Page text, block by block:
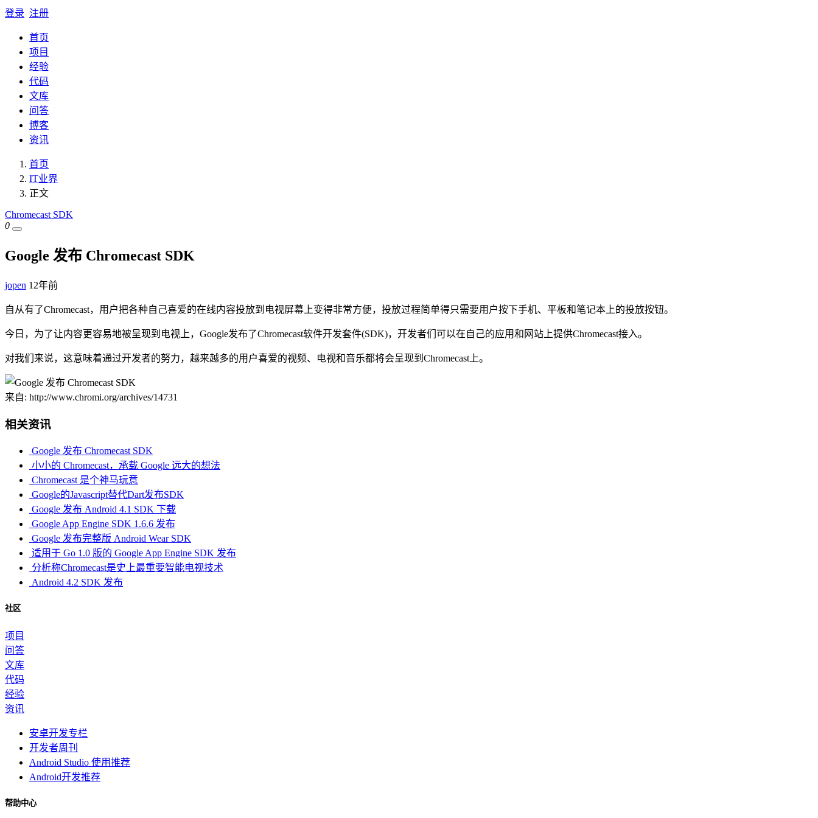
登录 注册
首页
项目
经验
代码
文库
问答
博客
资讯
首页
IT业界
正文
Chromecast SDK
0
Google 发布 Chromecast SDK
jopen 12年前
自从有了Chromecast，用户把各种自己喜爱的在线内容投放到电视屏幕上变得非常方便，投放过程简单得只需要用户按下手机、平板和笔记本上的投放按钮。
今日，为了让内容更容易地被呈现到电视上，Google发布了Chromecast软件开发套件(SDK)，开发者们可以在自己的应用和网站上提供Chromecast接入。
对我们来说，这意味着通过开发者的努力，越来越多的用户喜爱的视频、电视和音乐都将会呈现到Chromecast上。
来自: http://www.chromi.org/archives/14731
相关资讯
Google 发布 Chromecast SDK
小小的 Chromecast，承载 Google 远大的想法
Chromecast 是个神马玩意
Google的Javascript替代Dart发布SDK
Google 发布 Android 4.1 SDK 下载
Google App Engine SDK 1.6.6 发布
Google 发布完整版 Android Wear SDK
适用于 Go 1.0 版的 Google App Engine SDK 发布
分析称Chromecast是史上最重要智能电视技术
Android 4.2 SDK 发布
社区
项目
问答
文库
代码
经验
资讯
安卓开发专栏
开发者周刊
Android Studio 使用推荐
Android开发推荐
帮助中心